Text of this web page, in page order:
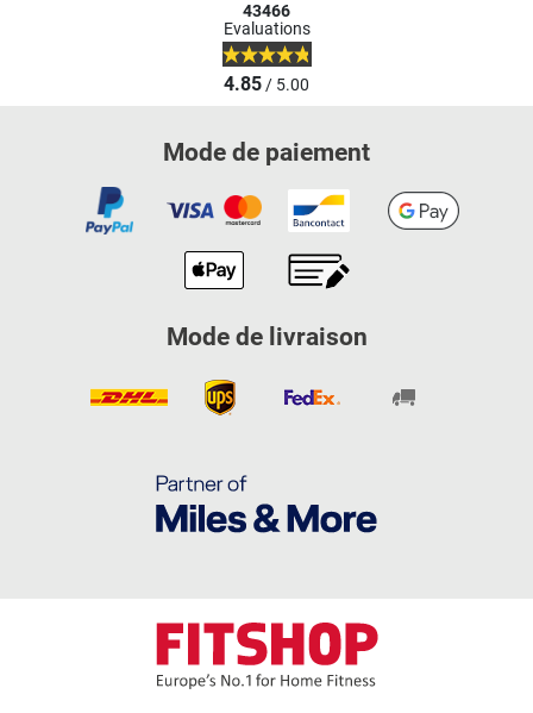
43466
Evaluations
4.85/ 5.00
Mode de paiement
Mode de livraison